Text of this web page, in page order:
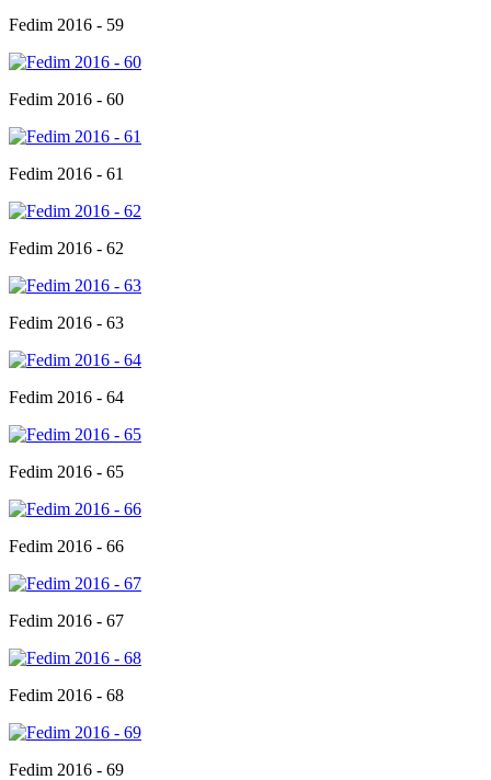
Fedim 2016 - 59
Fedim 2016 - 60
Fedim 2016 - 61
Fedim 2016 - 62
Fedim 2016 - 63
Fedim 2016 - 64
Fedim 2016 - 65
Fedim 2016 - 66
Fedim 2016 - 67
Fedim 2016 - 68
Fedim 2016 - 69